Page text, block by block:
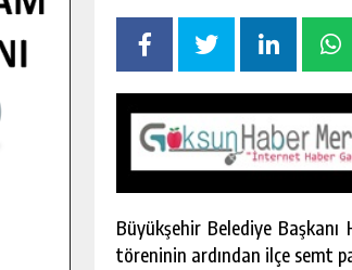
Büyükşehir Belediye
töreninin ardından ilçe semt